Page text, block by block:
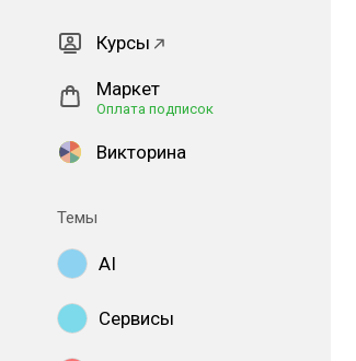
Курсы
Маркет
Оплата подписок
Викторина
Темы
AI
Сервисы